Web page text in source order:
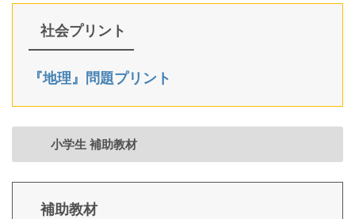
社会プリント
『地理』問題プリント
小学生 補助教材
補助教材